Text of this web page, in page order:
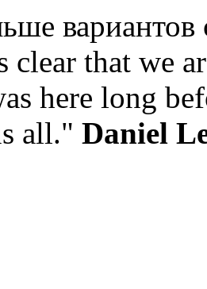
вариантов
clear that we
here long
all." Daniel